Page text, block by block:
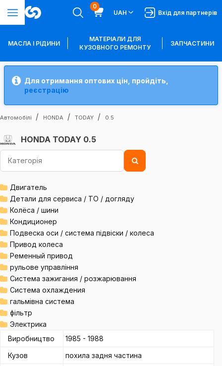
0
UAH
Вхід для партнерів
МАСЛА І РІДИНИ
МАТЕРІАЛИ ДЛЯ
КУЗОВНОГО РЕМОНТУ
ЗАПЧАСТИНИ
Для отримання оптових цін, пройдіть,
реєстрацію
Автомобілі HONDA TODAY 0.5
HONDA TODAY 0.5
Двигатель
Детали для сервиса / ТО / догляду
Колёса / шини
Кондиционер
Подвеска оси / система підвіски / колеса
Привод колеса
Ременный привод
рульове управління
Система зажигания / розжарювання
Система охлаждения
гальмівна система
фільтр
Электрика
Виробництво
1985 - 1988
Кузов
похила задня частина